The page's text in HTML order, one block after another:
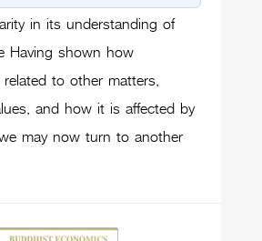
in its understanding of
Having shown how
to other matters,
and how it is affected by
may now turn to another